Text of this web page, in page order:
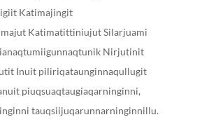
Katimajingit
Katimatittiniujut Silarjuami
Nirjutinit
Inuit piliriqataunginnaqullugit
piuqsuaqtaugiaqarninginni,
tauqsiijuqarunnarninginnillu.